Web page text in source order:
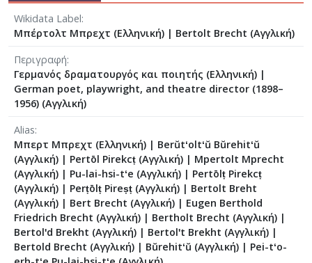
Wikidata Label
Μπέρτολτ Μπρεχτ (Ελληνική) | Bertolt Brecht (Αγγλική)
Περιγραφή
Γερμανός δραματουργός και ποιητής (Ελληνική) |
German poet, playwright, and theatre director (1898–
1956) (Αγγλική)
Alias
Μπερτ Μπρεχτ (Ελληνική) | Berŭtʻoltʻŭ Bŭrehitʻŭ
(Αγγλική) | Pertōl Pirekcṭ (Αγγλική) | Mpertolt Mprecht
(Αγγλική) | Pu-lai-hsi-tʻe (Αγγλική) | Pertōlṭ Pirekcṭ
(Αγγλική) | Perṭōlṭ Pireṣṭ (Αγγλική) | Bertolt Breht
(Αγγλική) | Bert Brecht (Αγγλική) | Eugen Berthold
Friedrich Brecht (Αγγλική) | Bertholt Brecht (Αγγλική) |
Bertolʹd Brekht (Αγγλική) | Bertolʹt Brekht (Αγγλική) |
Bertold Brecht (Αγγλική) | Bŭrehitʻŭ (Αγγλική) | Pei-tʻo-